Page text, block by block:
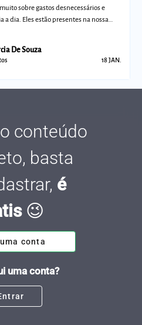
sobre gastos desnecessários e
a dia. Eles estão presentes na nossa
De Souza
18 JAN.
conteúdo
basta
é
😉
conta
uma conta?